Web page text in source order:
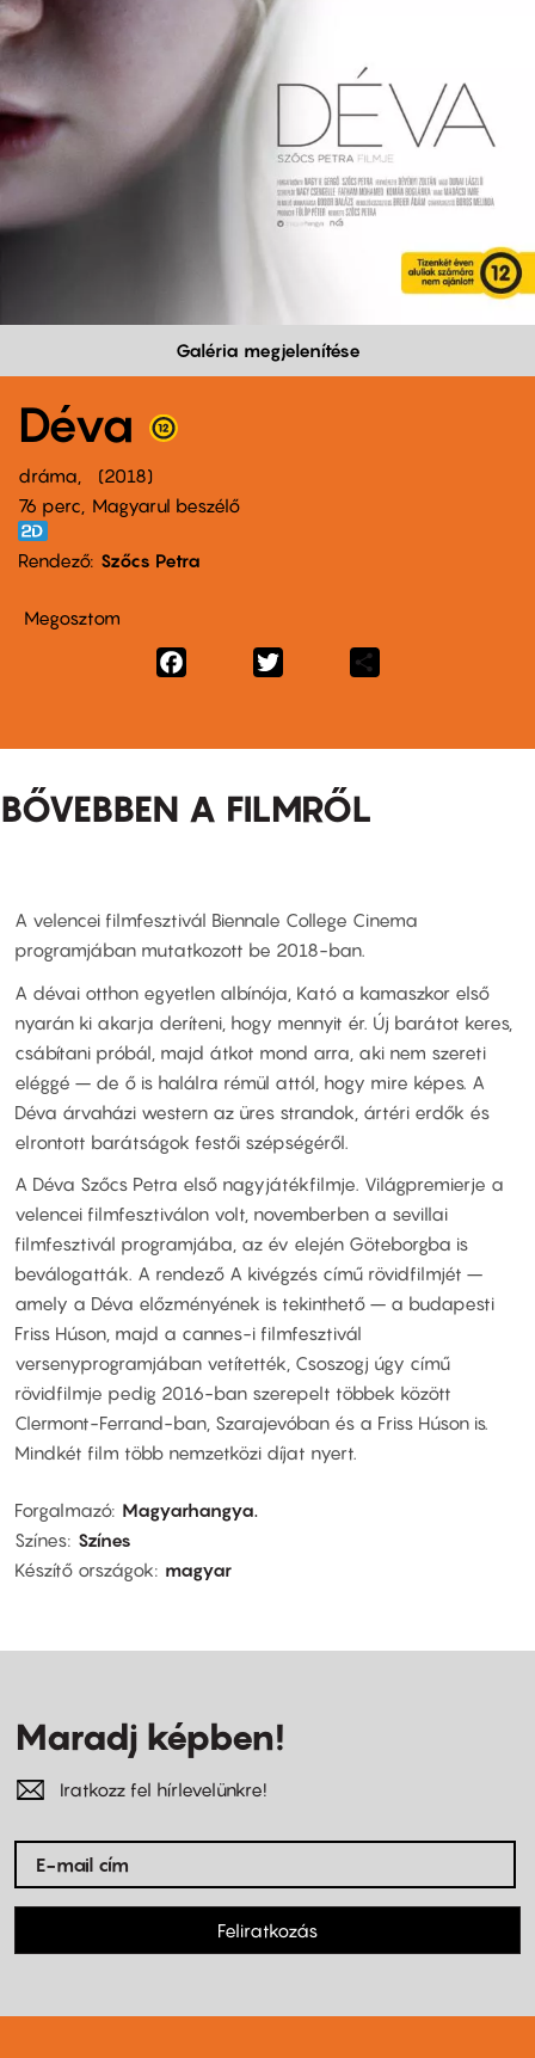
Galéria megjelenítése
Déva
dráma
2018
76 perc,
Magyarul beszélő
Rendező Szőcs Petra
Megosztom
Facebook
BŐVEBBEN A FILMRŐL
A velencei filmfesztivál Biennale College Cinema
programjában mutatkozott be 2018-ban.
A dévai otthon egyetlen albínója, Kató a kamaszkor első
nyarán ki akarja deríteni, hogy mennyit ér. Új barátot keres,
csábítani próbál, majd átkot mond arra, aki nem szereti
eléggé – de ő is halálra rémül attól, hogy mire képes. A
Déva árvaházi western az üres strandok, ártéri erdők és
elrontott barátságok festői szépségéről.
A Déva Szőcs Petra első nagyjátékfilmje. Világpremierje a
velencei filmfesztiválon volt, novemberben a sevillai
filmfesztivál programjába, az év elején Göteborgba is
beválogatták. A rendező A kivégzés című rövidfilmjét –
amely a Déva előzményének is tekinthető – a budapesti
Friss Húson, majd a cannes-i filmfesztivál
versenyprogramjában vetítették, Csoszogj úgy című
rövidfilmje pedig 2016-ban szerepelt többek között
Clermont-Ferrand-ban, Szarajevóban és a Friss Húson is.
Mindkét film több nemzetközi díjat nyert.
Forgalmazó Magyarhangya.
Színes Színes
Készítő országok
magyar
Maradj képben!
Iratkozz fel hírlevelünkre!
Feliratkozás